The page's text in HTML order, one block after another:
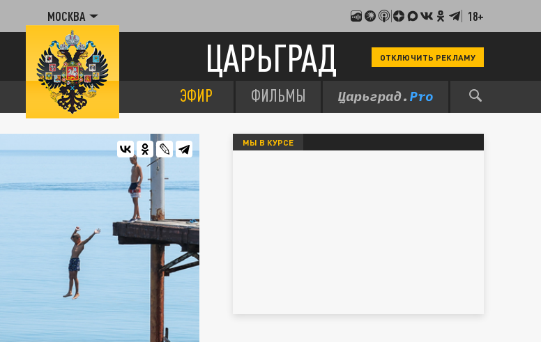
МОСКВА 18+
ЦАРЬГРАД ОТКЛЮЧИТЬ РЕКЛАМУ
ЭФИР ФИЛЬМЫ
МЫ В КУРСЕ